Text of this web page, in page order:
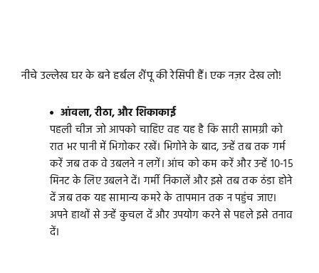
नीचे उल्लेख घर के बने हर्बल शैंपू की रेसिपी हैं। एक नज़र देख लो!
आंवला, रीठा, और शिकाकाई
पहली चीज जो आपको चाहिए वह यह है कि सारी सामग्री को
रात भर पानी में भिगोकर रखें। भिगोने के बाद, उन्हें तब तक गर्म
करें जब तक वे उबलने न लगें। आंच को कम करें और उन्हें 10-15
मिनट के लिए उबलने दें। गर्मी निकालें और इसे तब तक ठंडा होने
दें जब तक यह सामान्य कमरे के तापमान तक न पहुंच जाए।
अपने हाथों से उन्हें कुचल दें और उपयोग करने से पहले इसे तनाव
दें।